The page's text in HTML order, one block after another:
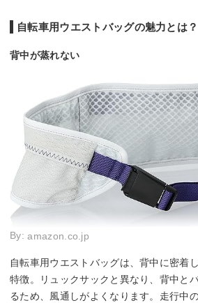
自転車用ウエストバッグの魅力とは？
背中が蒸れない
By:amazon.co.jp
自転車用ウエストバッグは、背中に密着
特徴。リュックサックと異なり、背中と
るため、風通しがよくなります。走行中